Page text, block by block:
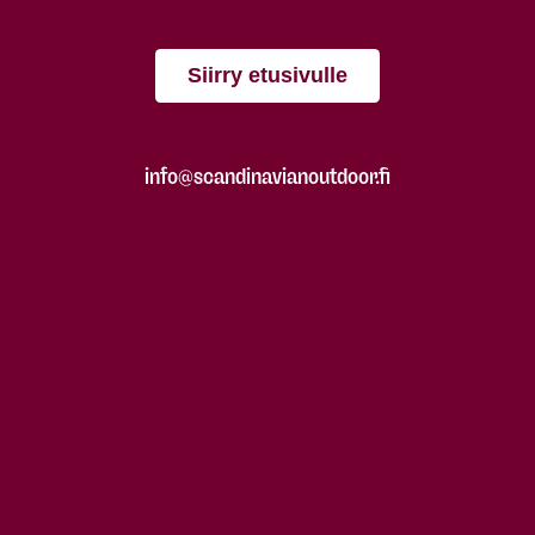
Siirry etusivulle
info@scandinavianoutdoor.fi